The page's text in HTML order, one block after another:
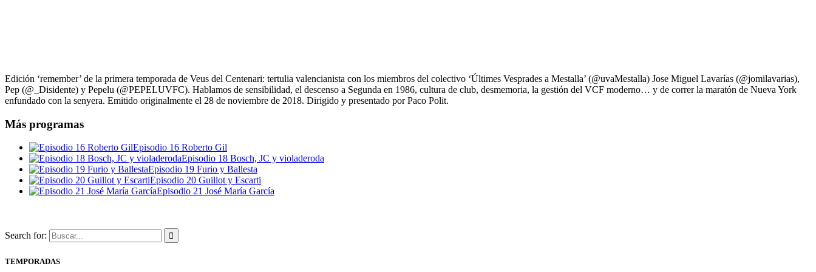
Edición ‘remember’ de la primera temporada de Veus del Centenari: tertulia valencianista con los miembros del colectivo ‘Últimes Vesprades a Mestalla’ (@uvaMestalla) Jose Miguel Lavarías (@jomilavarias),
Pep (@_Disidente) y Pepelu (@PEPELUVFC). Hablamos de sensibilidad, el descenso a Segunda en 1986, cultura de club, desmemoria, la gestión del VCF moderno… y de correr la maratón de Nueva York
enfundado con la senyera. Emitido originalmente el 28 de noviembre de 2018. Dirigido y presentado por Paco Polit.
Más programas
Episodio 16 Roberto Gil
Episodio 18 Bosch, JC y violaderoda
Episodio 19 Furio y Ballesta
Episodio 20 Guillot y Escarti
Episodio 21 José María García
Search for:
TEMPORADAS